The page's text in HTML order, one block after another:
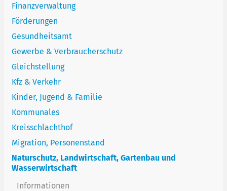
Finanzverwaltung
Förderungen
Gesundheitsamt
Gewerbe & Verbraucherschutz
Gleichstellung
Kfz & Verkehr
Kinder, Jugend & Familie
Kommunales
Kreisschlachthof
Migration, Personenstand
Naturschutz, Landwirtschaft, Gartenbau und
Wasserwirtschaft
Informationen